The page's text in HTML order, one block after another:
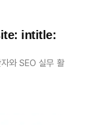
intitle:
와 SEO 실무 활